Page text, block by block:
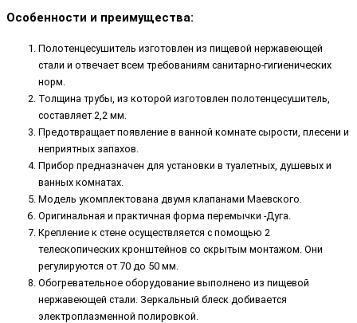
Особенности и преимущества:
Полотенцесушитель изготовлен из пищевой нержавеющей
стали и отвечает всем требованиям санитарно-гигиенических
норм.
Толщина трубы, из которой изготовлен полотенцесушитель,
составляет 2,2 мм.
Предотвращает появление в ванной комнате сырости, плесени и
неприятных запахов.
Прибор предназначен для установки в туалетных, душевых и
ванных комнатах.
Модель укомплектована двумя клапанами Маевского.
Оригинальная и практичная форма перемычки -Дуга.
Крепление к стене осуществляется с помощью 2
телескопических кронштейнов со скрытым монтажом. Они
регулируются от 70 до 50 мм.
Обогревательное оборудование выполнено из пищевой
нержавеющей стали. Зеркальный блеск добивается
электроплазменной полировкой.